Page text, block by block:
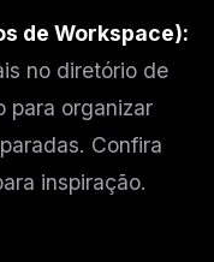
de Workspace):
no diretório de
para organizar
Confira
inspiração.